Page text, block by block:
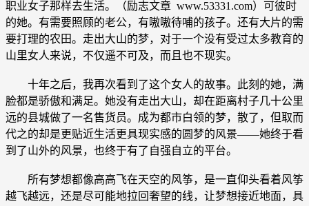
职业女子那样去生活。（励志文章 www.53331.com）可彼时
的她。有需要照顾的老公，有嗷嗷待哺的孩子。还有大片的需
要打理的农田。走出大山的梦，对于一个没有受过太多教育的
山里女人来说，不仅遥不可及，而且也不现实。
十年之后，我再次看到了这个女人的故事。此刻的她，满
脸都是骄傲和满足。她没有走出大山，却在距离村子几十公里
远的县城做了一名售货员。成为都市白领的梦，散了，但取而
代之的却是更贴近生活更具现实感的圆梦的风景——她终于看
到了山外的风景，也终于有了自强自立的平台。
所有梦想都像高高飞在天空的风筝，是一直仰头看着风筝
越飞越远，还是尽可能地拉回奢望的线，让梦想接近地面，具